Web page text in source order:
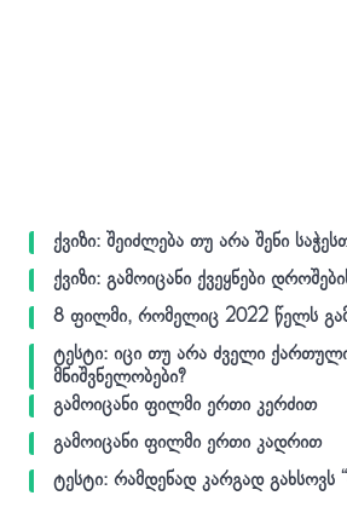
ქვიზი: შეიძლება თუ არა შენი
ქვიზი: გამოიცანი ქვეყნები
8 ფილმი, რომელიც 2022 წელს
ტესტი: იცი თუ არა ძველი ქართული
მნიშვნელობები?
გამოიცანი ფილმი ერთი კერძით
გამოიცანი ფილმი ერთი კადრით
ტესტი: რამდენად კარგად გახსოვს